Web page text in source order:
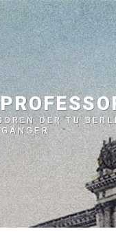
DER TU